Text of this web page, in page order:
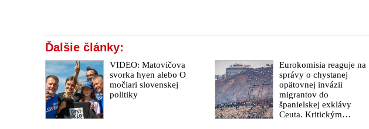
Ďalšie články:
VIDEO: Matovičova
svorka hyen alebo O
močiari slovenskej
politiky
Eurokomisia reaguje na
správy o chystanej
opätovnej invázii
migrantov do
španielskej exklávy
Ceuta. Kritickým